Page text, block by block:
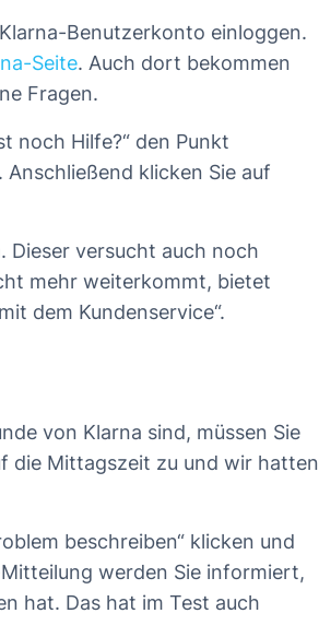
Benutzerkonto einloggen.
Seite. Auch dort bekommen
Fragen.
noch Hilfe?“ den Punkt
Anschließend klicken Sie auf
Dieser versucht auch noch
mehr weiterkommt, bietet
dem Kundenservice“.
von Klarna sind, müssen Sie
die Mittagszeit zu und wir hatten
beschreiben“ klicken und
werden Sie informiert,
hat. Das hat im Test auch